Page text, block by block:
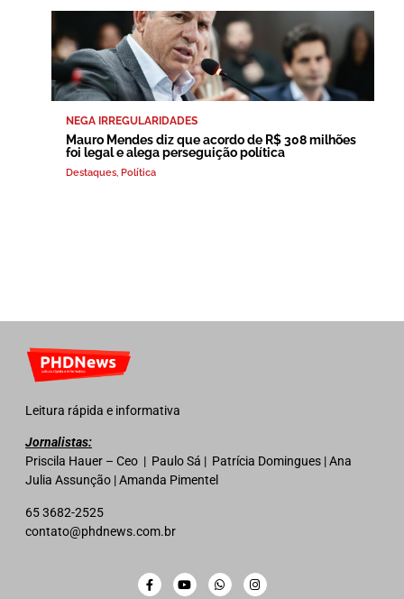
NEGA IRREGULARIDADES
Mauro Mendes diz que acordo de R$ 308 milhões
foi legal e alega perseguição política
Destaques Política
Leitura rápida e informativa
Jornalistas:
Priscila Hauer – Ceo | Paulo Sá | Patrícia Domingues | Ana
Julia Assunção | Amanda Pimentel
65 3682-2525
contato@phdnews.com.br